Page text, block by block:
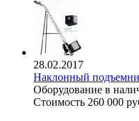
28.02.2017
Наклонный
Оборудование в
Стоимость 260 000